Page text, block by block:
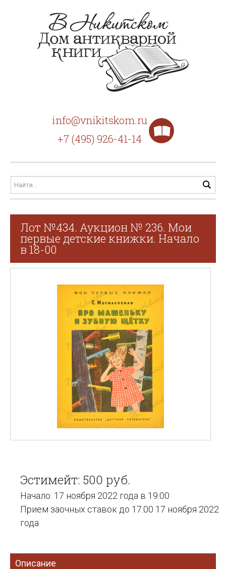
info@vnikitskom.ru
+7 (495) 926-41-14
Лот №434. Аукцион № 236. Мои
первые детские книжки. Начало
в 18-00
Эстимейт: 500 руб.
Начало: 17 ноября 2022 года в 19:00
Прием заочных ставок до 17:00 17 ноября 2022
года
Описание